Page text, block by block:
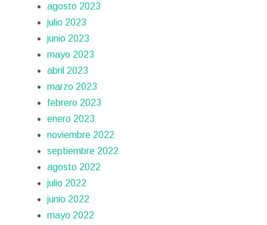
agosto 2023
julio 2023
junio 2023
mayo 2023
abril 2023
marzo 2023
febrero 2023
enero 2023
noviembre 2022
septiembre 2022
agosto 2022
julio 2022
junio 2022
mayo 2022